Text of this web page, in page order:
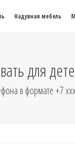
Надувная мебель
для
в формате +7